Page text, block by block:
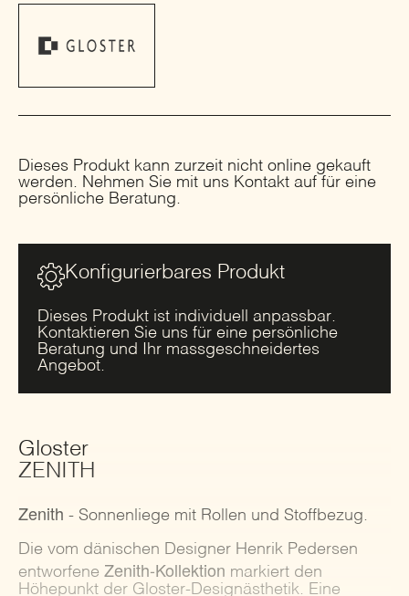
Dieses Produkt kann zurzeit nicht online gekauft
werden. Nehmen Sie mit uns Kontakt auf für eine
persönliche Beratung.
Konfigurierbares Produkt
Dieses Produkt ist individuell anpassbar.
Kontaktieren Sie uns für eine persönliche
Beratung und Ihr massgeschneidertes
Angebot.
Gloster
ZENITH
Zenith - Sonnenliege mit Rollen und Stoffbezug.
Die vom dänischen Designer Henrik Pedersen
entworfene Zenith-Kollektion markiert den
Höhepunkt der Gloster-Designästhetik. Eine